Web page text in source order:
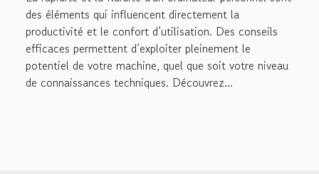
des éléments qui influencent directement la
productivité et le confort d’utilisation. Des conseils
efficaces permettent d’exploiter pleinement le
potentiel de votre machine, quel que soit votre niveau
de connaissances techniques. Découvrez...